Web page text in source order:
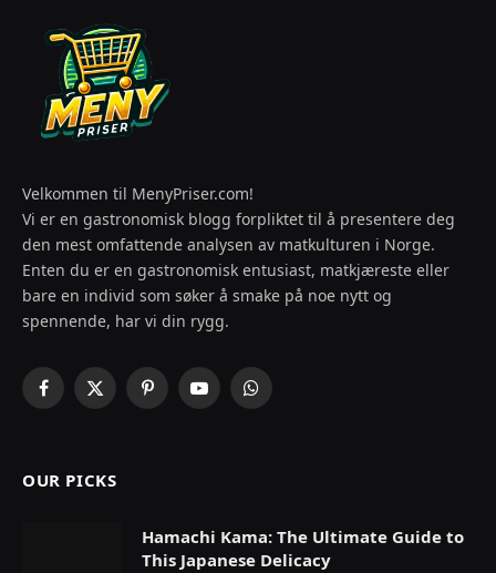
Velkommen til MenyPriser.com!
Vi er en gastronomisk blogg forpliktet til å presentere deg
den mest omfattende analysen av matkulturen i Norge.
Enten du er en gastronomisk entusiast, matkjæreste eller
bare en individ som søker å smake på noe nytt og
spennende, har vi din rygg.
Facebook
X
PinterestYouTubeWhatsApp
OUR PICKS
Hamachi Kama: The Ultimate Guide to
This Japanese Delicacy